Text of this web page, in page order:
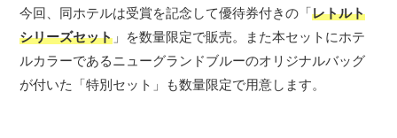
今回、同ホテルは受賞を記念して優待券付きの「レトルト
シリーズセット 」を数量限定で販売。また本セットにホテ
ルカラーであるニューグランドブルーのオリジナルバッグ
が付いた「特別セット」も数量限定で用意します。